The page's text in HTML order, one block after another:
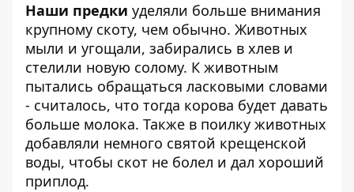
Наши предки уделяли больше внимания
крупному скоту, чем обычно. Животных
мыли и угощали, забирались в хлев и
стелили новую солому. К животным
пытались обращаться ласковыми словами
- считалось, что тогда корова будет давать
больше молока. Также в поилку животных
добавляли немного святой крещенской
воды, чтобы скот не болел и дал хороший
приплод.